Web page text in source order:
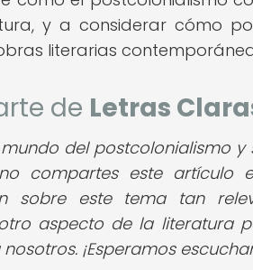
y a considerar cómo
literarias
de Letras
del postcolonialismo
compartes este artículo
sobre este tema tan
aspecto de la literatura
¡Esperamos